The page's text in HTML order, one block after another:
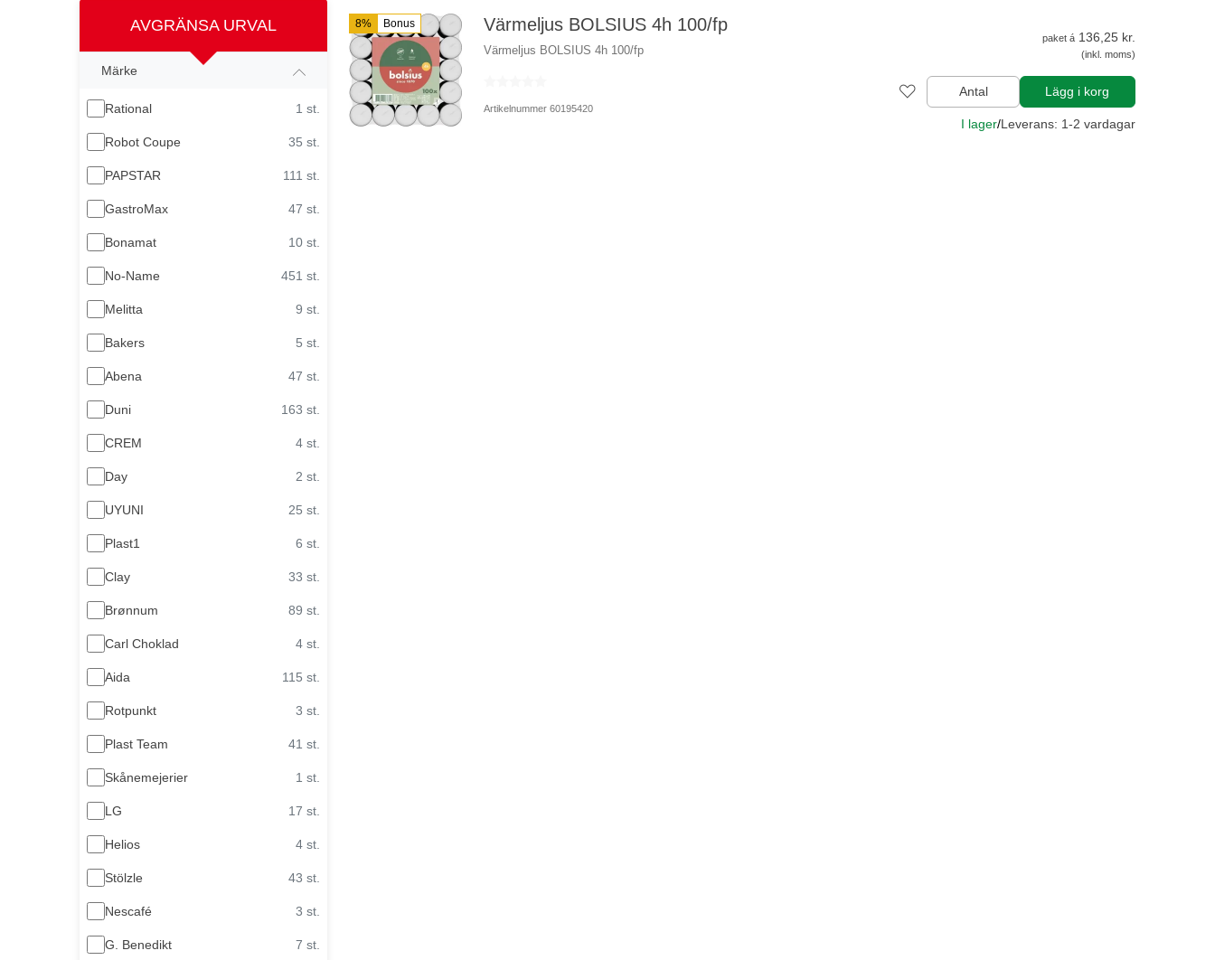
AVGRÄNSA URVAL
Märke
Rational 1 st.
Robot Coupe 35 st.
PAPSTAR 111 st.
GastroMax 47 st.
Bonamat 10 st.
No-Name 451 st.
Melitta 9 st.
Bakers 5 st.
Abena 47 st.
Duni 163 st.
CREM 4 st.
Day 2 st.
UYUNI 25 st.
Plast1 6 st.
Clay 33 st.
Brønnum 89 st.
Carl Choklad 4 st.
Aida 115 st.
Rotpunkt 3 st.
Plast Team 41 st.
Skånemejerier 1 st.
LG 17 st.
Helios 4 st.
Stölzle 43 st.
Nescafé 3 st.
G. Benedikt 7 st.
8% Bonus Värmeljus BOLSIUS 4h 100/fp
Värmeljus BOLSIUS 4h 100/fp
Artikelnummer 60195420
paket á 136,25 kr.
(inkl. moms)
Antal Lägg i korg
I lager/Leverans: 1-2 vardagar